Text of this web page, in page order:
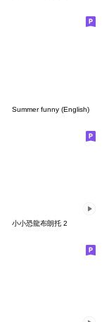
Summer funny (English)
小小恐龍布朗托 2